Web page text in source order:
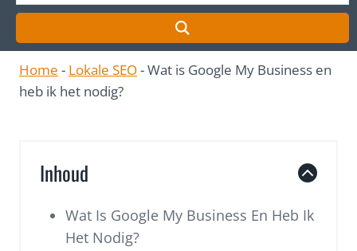
h
Home - Lokale SEO-Wat is Google My Business en
heb ik het nodig?
Inhoud
Wat Is Google My Business En Heb Ik
Het Nodig?